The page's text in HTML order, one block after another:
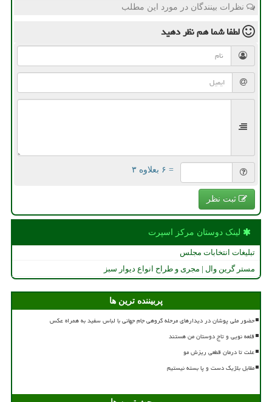
نظرات بینندگان در مورد این مطلب
لطفا شما همنظر دهید
= ۶ بعلاوه ۳
ثبت نظر
لینک دوستان مركز اسپرت
تبلیغات انتخابات مجلس
مستر گرین وال | مجری و طراح انواع دیوار سبز
پربیننده ترین ها
حضور ملی پوشان در دیدارهای مرحله گروهی جام جهانی با لباس سفید به همراه عکس
قلعه نویی و تاج دوستان من هستند
علت تا درمان قطعی ریزش مو
مقابل بلژیک دست و پا بسته نیستیم